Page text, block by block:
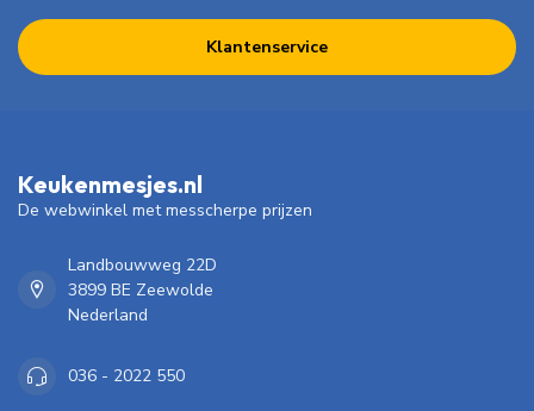
Klantenservice
Keukenmesjes.nl
De webwinkel met messcherpe prijzen
Landbouwweg 22D
3899 BE Zeewolde
Nederland
036 - 2022 550